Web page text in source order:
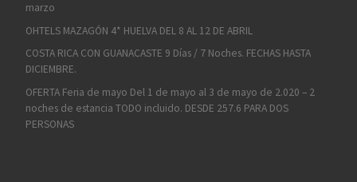
marzo
OHTELS MAZAGÓN 4* HUELVA DEL 8 AL 12 DE ABRIL
COSTA RICA CON GUANACASTE 9 Días / 7 Noches. FECHAS HASTA
DICIEMBRE.
OFERTA Feria de mayo Del 1 de mayo al 3 de mayo de 2.020 – 2
noches de estancia TODO incluido. DESDE 257.6 PARA DOS
PERSONAS